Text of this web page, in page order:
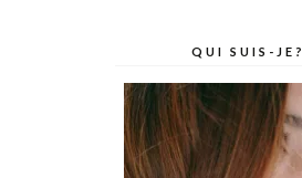
QUI SUIS-JE?